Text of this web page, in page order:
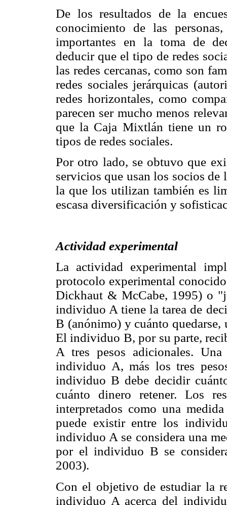
De los resultados de la
conocimiento de las
importantes en la toma de
deducir que el tipo de redes
las redes cercanas, como son
redes sociales jerárquicas
redes horizontales, como
parecen ser mucho menos
que la Caja Mixtlán tiene un
tipos de redes sociales.
Por otro lado, se obtuvo que
servicios que usan los socios
la que los utilizan también es
escasa diversificación y
Actividad experimental
La actividad experimental
protocolo experimental
Dickhaut & McCabe, 1995) o
individuo A tiene la tarea de
B (anónimo) y cuánto
El individuo B, por su parte,
A tres pesos adicionales.
individuo A, más los tres
individuo B debe decidir
cuánto dinero retener. Los
interpretados como una
puede existir entre los
individuo A se considera una
por el individuo B se
2003).
Con el objetivo de estudiar la
individuo A acerca del